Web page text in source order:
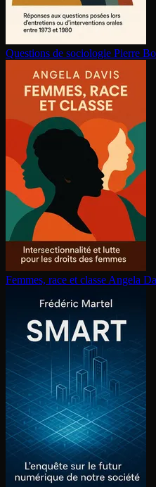
Questions de sociologie Pierre
Femmes, race et classe Angela